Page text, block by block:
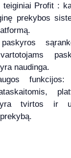
teiginiai Profit :
prekybos
naudinga.
tvirtos ir